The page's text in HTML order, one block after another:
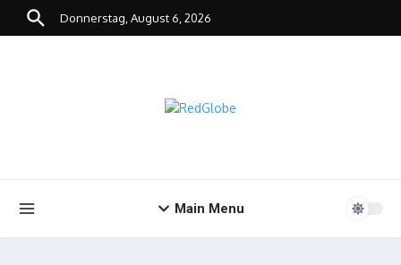
Zum Inhalt springen
Donnerstag, August 6, 2026
Main Menu